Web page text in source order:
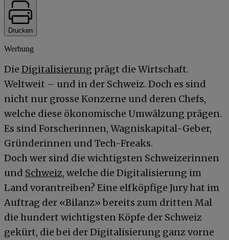
Drucken
Werbung
Die Digitalisierung prägt die Wirtschaft.
Weltweit – und in der Schweiz. Doch es sind
nicht nur grosse Konzerne und deren Chefs,
welche diese ökonomische Umwälzung prägen.
Es sind Forscherinnen, Wagniskapital-Geber,
Gründerinnen und Tech-Freaks.
Doch wer sind die wichtigsten Schweizerinnen
und Schweiz, welche die Digitalisierung im
Land vorantreiben? Eine elfköpfige Jury hat im
Auftrag der «Bilanz» bereits zum dritten Mal
die hundert wichtigsten Köpfe der Schweiz
gekürt, die bei der Digitalisierung ganz vorne